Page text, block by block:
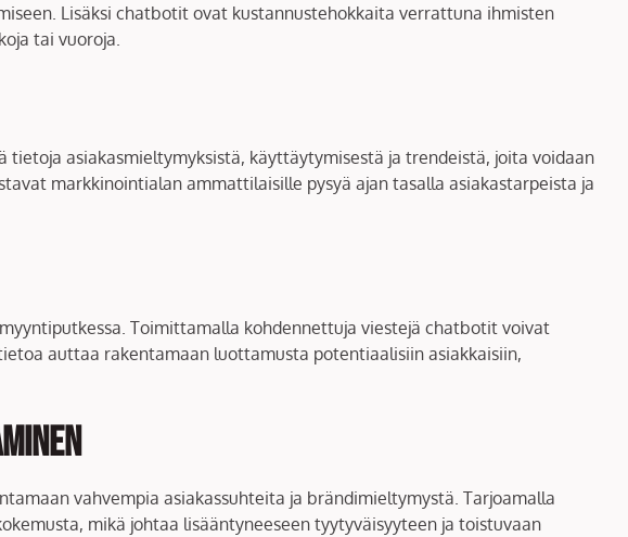
Lisäksi chatbotit ovat kustannustehokkaita verrattuna ihmisten
tai vuoroja.
asiakasmieltymyksistä, käyttäytymisestä ja trendeistä, joita voidaan
markkinointialan ammattilaisille pysyä ajan tasalla asiakastarpeista ja
Toimittamalla kohdennettuja viestejä chatbotit voivat
auttaa rakentamaan luottamusta potentiaalisiin asiakkaisiin,
vahvempia asiakassuhteita ja brändimieltymystä. Tarjoamalla
mikä johtaa lisääntyneeseen tyytyväisyyteen ja toistuvaan